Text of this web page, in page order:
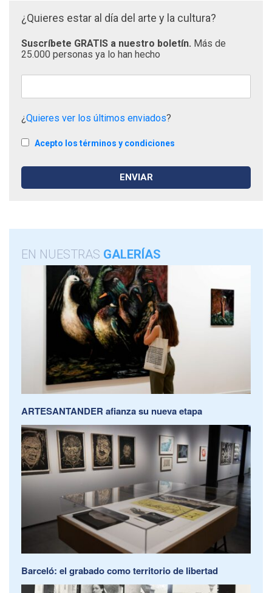
¿Quieres estar al día del arte y la cultura?
Suscríbete GRATIS a nuestro boletín. Más de
25.000 personas ya lo han hecho
¿Quieres ver los últimos enviados?
Acepto los términos y condiciones
EN NUESTRAS GALERÍAS
ARTESANTANDER afianza su nueva etapa
Barceló: el grabado como territorio de libertad